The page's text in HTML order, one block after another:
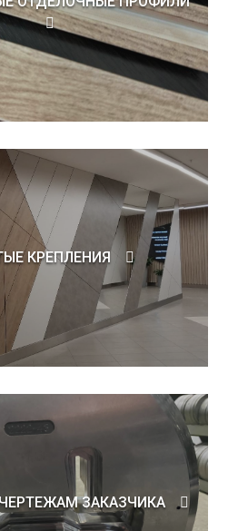
КРЕПЛЕНИЯ
ЗАКАЗЧИКА